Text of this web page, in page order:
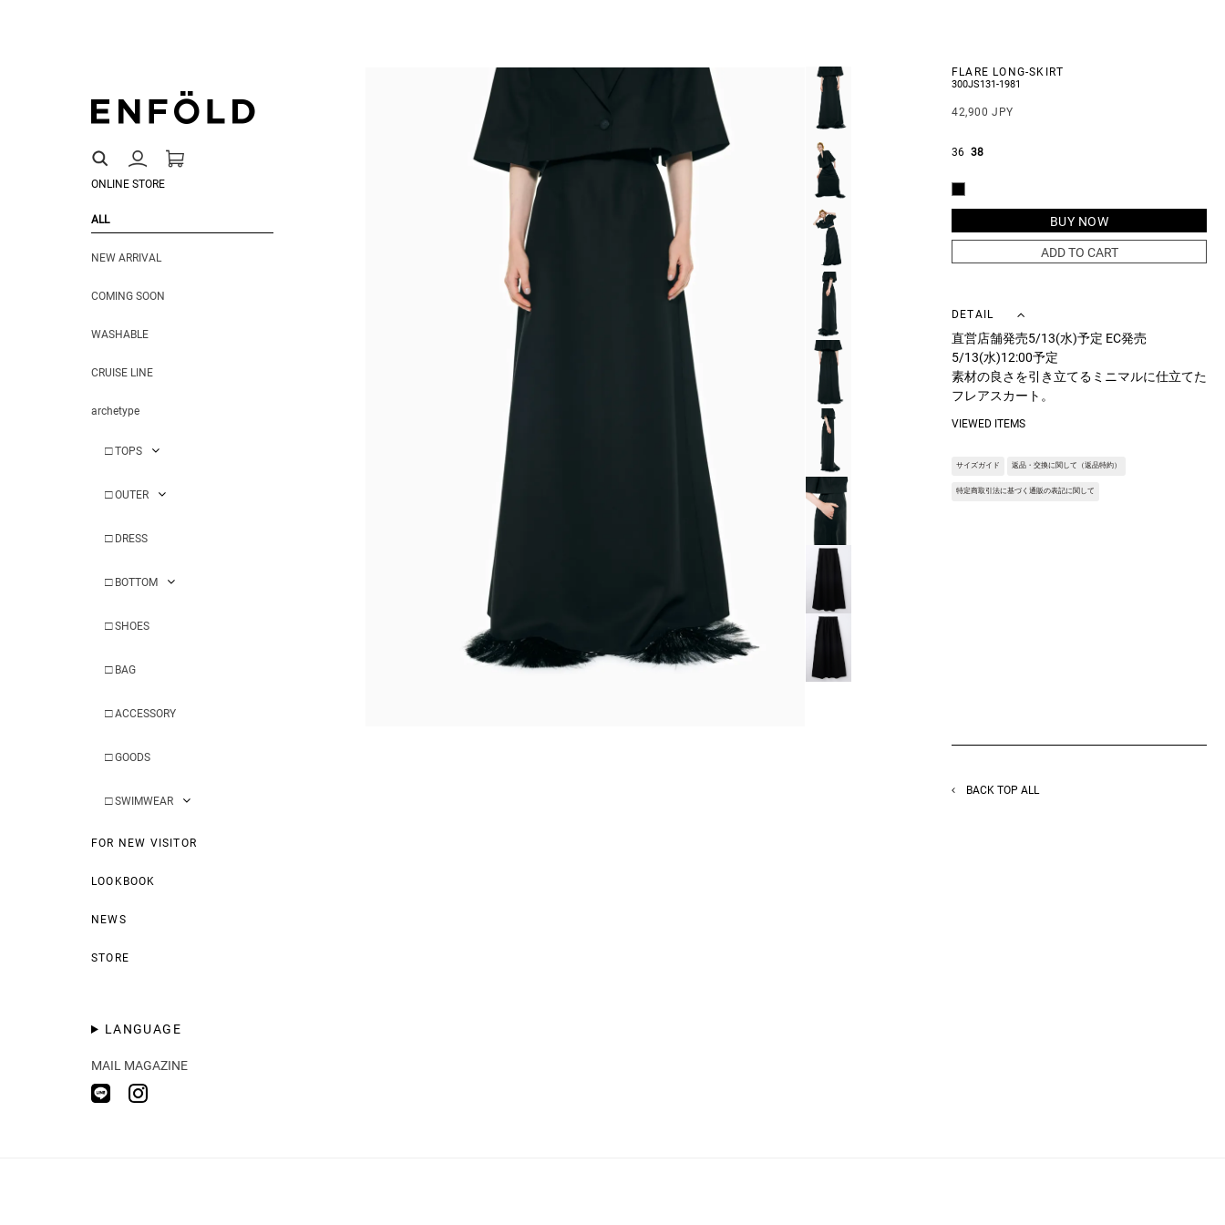
ONLINE STORE
ALL
NEW ARRIVAL
COMING SOON
WASHABLE
CRUISE LINE
archetype
□ TOPS
□ OUTER
□ DRESS
□ BOTTOM
□ SHOES
□ BAG
□ ACCESSORY
□ GOODS
□ SWIMWEAR
FOR NEW VISITOR
LOOKBOOK
NEWS
STORE
LANGUAGE
MAIL MAGAZINE
FLARE LONG-SKIRT
300JS131-1981
42,900 JPY
36 38
BUY NOW
ADD TO CART
DETAIL
直営店舗発売5/13(水)予定 EC発売
5/13(水)12:00予定
素材の良さを引き立てるミニマルに仕立てた
フレアスカート。
シルケット加工と生地のバランスの良さで適
度なふくらみ、張り感を表現しています※サ
VIEWED ITEMS
サイズガイド 返品・交換に関して（返品特約）
特定商取引法に基づく通販の表記に関して
BACK TOP ALL